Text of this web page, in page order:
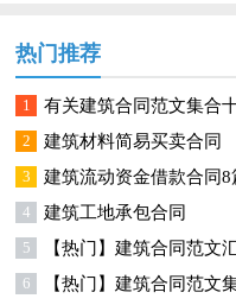
热门推荐
1 有关建筑合同范文集合
2 建筑材料简易买卖合同
3 建筑流动资金借款合同8
4 建筑工地承包合同
5 【热门】建筑合同范文
6 【热门】建筑合同范文